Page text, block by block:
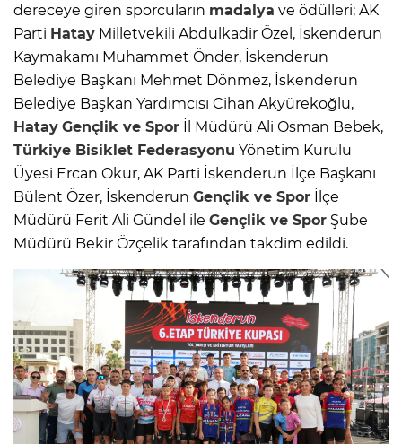
dereceye giren sporcuların madalya ve ödülleri; AK
Parti Hatay Milletvekili Abdulkadir Özel, İskenderun
Kaymakamı Muhammet Önder, İskenderun
Belediye Başkanı Mehmet Dönmez, İskenderun
Belediye Başkan Yardımcısı Cihan Akyürekoğlu,
Hatay Gençlik ve Spor İl Müdürü Ali Osman Bebek,
Türkiye Bisiklet Federasyonu Yönetim Kurulu
Üyesi Ercan Okur, AK Parti İskenderun İlçe Başkanı
Bülent Özer, İskenderun Gençlik ve Spor İlçe
Müdürü Ferit Ali Gündel ile Gençlik ve Spor Şube
Müdürü Bekir Özçelik tarafından takdim edildi.